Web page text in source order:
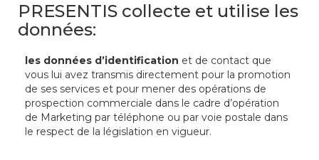
PRESENTIS collecte et utilise les
données:
les données d’identification et de contact que
vous lui avez transmis directement pour la promotion
de ses services et pour mener des opérations de
prospection commerciale dans le cadre d’opération
de Marketing par téléphone ou par voie postale dans
le respect de la législation en vigueur.